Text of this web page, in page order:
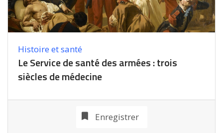
Histoire et santé
Le Service de santé des armées : trois
siècles de médecine
Enregistrer